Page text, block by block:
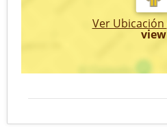
Ver Ubicación
view